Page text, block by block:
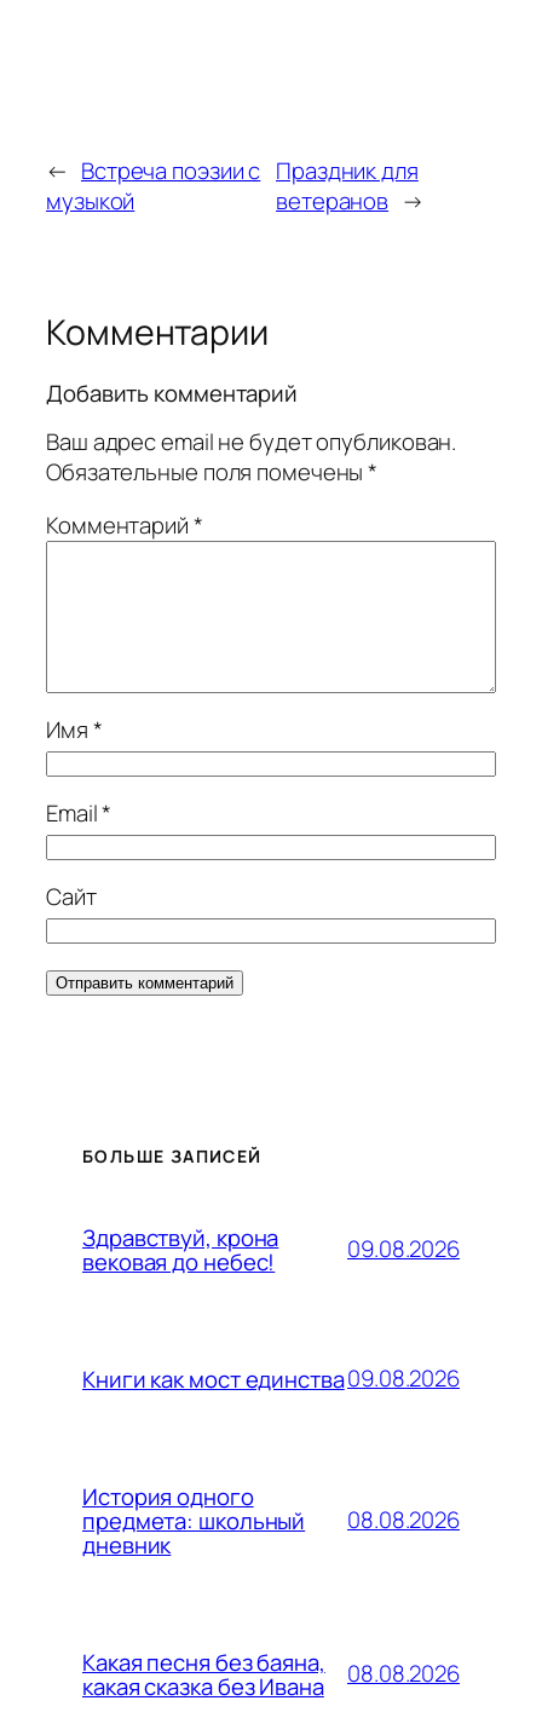
← Встреча поэзии с
музыкой
Праздник для
ветеранов →
Комментарии
Добавить комментарий
Ваш адрес email не будет опубликован.
Обязательные поля помечены*
Комментарий*
Имя*
Email*
Сайт
БОЛЬШЕ ЗАПИСЕЙ
Здравствуй, крона
вековая до небес! 09.08.2026
Книги как мост единства09.08.2026
История одного
предмета: школьный
дневник
08.08.2026
Какая песня без баяна,
какая сказка без Ивана 08.08.2026